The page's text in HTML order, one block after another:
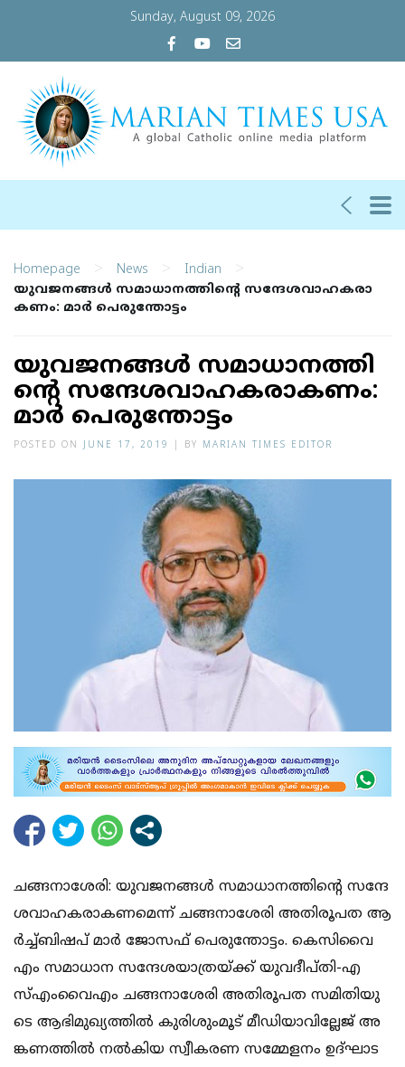
Sunday, August 09, 2026
Homepage > News > Indian >
യു​വ​ജ​ന​ങ്ങ​ൾ സ​മാ​ധാ​ന​ത്തി​ന്‍റെ സ​ന്ദേ​ശ​വാ​ഹ​ക​രാ​
ക​ണം: മാ​ർ പെ​രു​ന്തോ​ട്ടം
യു​വ​ജ​ന​ങ്ങ​ൾ സ​മാ​ധാ​ന​ത്തി​
ന്‍റെ സ​ന്ദേ​ശ​വാ​ഹ​ക​രാ​ക​ണം:
മാ​ർ പെ​രു​ന്തോ​ട്ടം
POSTED ON JUNE 17, 2019 BY MARIAN TIMES EDITOR
ച​​ങ്ങ​​നാ​​ശേ​​രി: യു​​വ​​ജ​​ന​​ങ്ങ​​ൾ സ​​മാ​​ധാ​​ന​​ത്തി​​ന്‍റെ സ​​ന്ദേ​​
ശ​​വാ​​ഹ​​ക​​രാ​​ക​​ണ​​മെ​​ന്ന് ച​​ങ്ങ​​നാ​​ശേ​​രി അ​തി​രൂ​പ​ത ആ​​
ർ​​ച്ച്ബി​​ഷ​​പ് മാ​​ർ ജോ​​സ​​ഫ് പെ​​രു​​ന്തോ​​ട്ടം. കെ​​സി​​വൈ​​
എം സ​​മാ​​ധാ​​ന സ​​ന്ദേ​​ശ​​യാ​​ത്ര​​യ്ക്ക് യു​​വ​​ദീ​​പ്തി-​​എ​​
സ്എം​​വൈ​​എം ച​​ങ്ങ​​നാ​​ശേ​​രി അ​​തി​​രൂ​​പ​​ത സ​​മി​​തി​​യു​​
ടെ ആ​​ഭി​​മു​​ഖ്യ​​ത്തി​​ൽ കു​​രി​​ശും​​മൂ​​ട് മീ​​ഡി​​യാ​​വി​​ല്ലേ​​ജ് അ​​
ങ്ക​​ണ​​ത്തി​​ൽ ന​​ൽ​​കി​​യ സ്വീ​​ക​​ര​​ണ സ​​മ്മേ​​ള​​നം ഉ​​ദ്ഘാ​​ട​​